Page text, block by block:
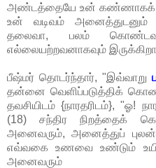
அண்டத்தையே உன் கண்ணாகக்
உன் வடிவம்
தலைவா, பலம்
எல்லையற்றவனாகவும்
பீஷ்மர் தொடர்ந்தார், "இவ்வாறு
தன்னை வெளிப்படுத்திக்
தவசியிடம் {நாரதரிடம்}, "ஓ!
(18) சந்திர நிறத்தைக்
அனைவரும், அனைத்துப்
எவ்வகை உணவை உண்டும்
அனைவரும்